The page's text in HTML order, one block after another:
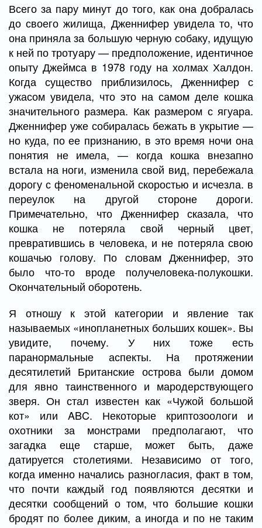
Всего за пару минут до того, как она добралась
до своего жилища, Дженнифер увидела то, что
она приняла за большую черную собаку, идущую
к ней по тротуару — предположение, идентичное
опыту Джеймса в 1978 году на холмах Халдон.
Когда существо приблизилось, Дженнифер с
ужасом увидела, что это на самом деле кошка
значительного размера. Как размером с ягуара.
Дженнифер уже собиралась бежать в укрытие —
но куда, по ее признанию, в это время ночи она
понятия не имела, — когда кошка внезапно
встала на ноги, изменила свой вид, перебежала
дорогу с феноменальной скоростью и исчезла. в
переулок на другой стороне дороги.
Примечательно, что Дженнифер сказала, что
кошка не потеряла свой черный цвет,
превратившись в человека, и не потеряла свою
кошачью голову. По словам Дженнифер, это
было что-то вроде получеловека-полукошки.
Окончательный оборотень.
Я отношу к этой категории и явление так
называемых «инопланетных больших кошек». Вы
увидите, почему. У них тоже есть
паранормальные аспекты. На протяжении
десятилетий Британские острова были домом
для явно таинственного и мародерствующего
зверя. Он стал известен как «Чужой большой
кот» или ABC. Некоторые криптозоологи и
охотники за монстрами предполагают, что
загадка еще старше, может быть, даже
датируется столетиями. Независимо от того,
когда именно начались разногласия, факт в том,
что почти каждый год появляются десятки и
десятки сообщений о том, что большие кошки
бродят по более диким, а иногда и по не таким